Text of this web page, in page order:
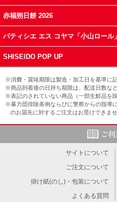
赤福朔日餅 2026
パティシエ エス コヤマ「小山ロール
SHISEIDO POP UP
※消費・賞味期限は製造・加工日を基準に
※商品到着後の日持ち期限は、配送日数な
※表記のされていない商品（一部生鮮品を
※暴力団排除条例ならびに警察からの指導
のお届先に対するご注文はお受けできませ
サイトについて
ご注文について
掛け紙(のし)・包装について
よくある質問